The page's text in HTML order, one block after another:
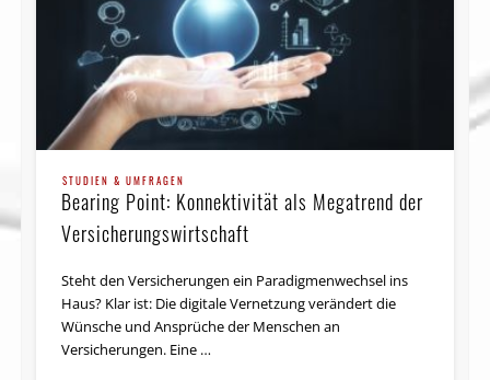
STUDIEN & UMFRAGEN
Bearing Point: Konnektivität als Megatrend der
Versicherungswirtschaft
Steht den Versicherungen ein Paradigmenwechsel ins
Haus? Klar ist: Die digitale Vernetzung verändert die
Wünsche und Ansprüche der Menschen an
Versicherungen. Eine …